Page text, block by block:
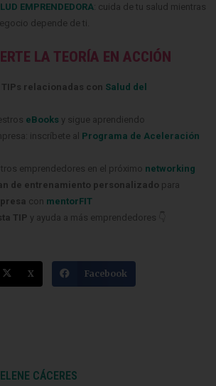
EMPRENDEDORA : cuida de tu salud mientras
depende de ti.
LA TEORÍA EN ACCIÓN
TIPs relacionadas con Salud del
eBooks y sigue aprendiendo
inscríbete al Programa de Aceleración
emprendedores en el próximo networking
de entrenamiento personalizado para
con mentorFIT
TIP y ayuda a más emprendedores 👇
X Facebook
CÁCERES